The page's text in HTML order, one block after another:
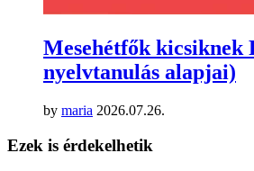
Mesehétfők kicsiknek
nyelvtanulás alapjai)
by maria 2026.07.26.
Ezek is érdekelhetik